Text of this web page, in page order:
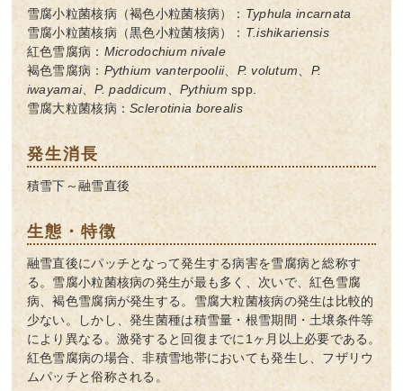
雪腐小粒菌核病（褐色小粒菌核病）： Typhula incarnata
雪腐小粒菌核病（黒色小粒菌核病）： T.ishikariensis
紅色雪腐病： Microdochium nivale
褐色雪腐病： Pythium vanterpoolii、 P. volutum 、 P.
iwayamai、P. paddicum Pythium spp.
雪腐大粒菌核病：Sclerotinia borealis
発生消長
積雪下～融雪直後
生態・特徴
融雪直後にパッチとなって発生する病害を雪腐病と総称す
る。雪腐小粒菌核病の発生が最も多く、次いで、紅色雪腐
病、褐色雪腐病が発生する。雪腐大粒菌核病の発生は比較的
少ない。しかし、発生菌種は積雪量・根雪期間・土壌条件等
により異なる。激発すると回復までに1ヶ月以上必要である。
紅色雪腐病の場合、非積雪地帯においても発生し、フザリウ
ムパッチと俗称される。